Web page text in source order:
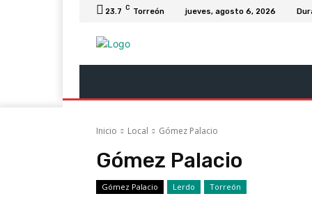
23.7 C Torreón jueves, agosto 6, 2026
Inicio Local Gómez Palacio
Gómez Palacio
Gómez Palacio Lerdo Torreón